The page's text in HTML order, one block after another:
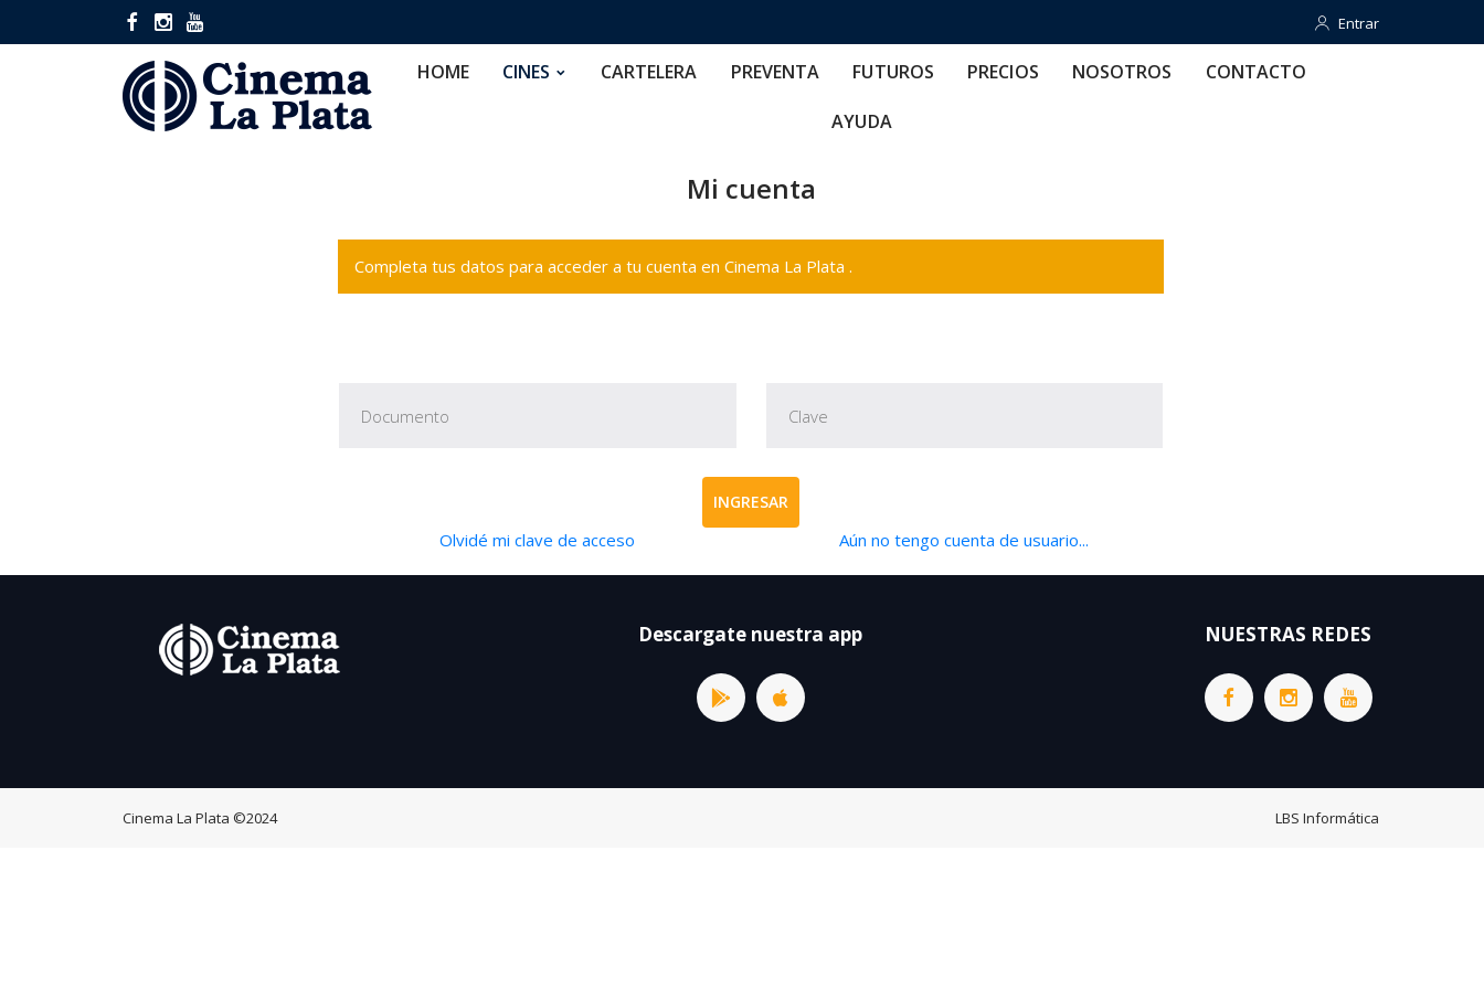
Entrar
Entrar
HOME CINES CARTELERA PREVENTA FUTUROS PRECIOS NOSOTROS CONTACTO
AYUDA
Mi cuenta
Completa tus datos para acceder a tu cuenta en Cinema La Plata .
INGRESAR
Olvidé mi clave de acceso Aún no tengo cuenta de usuario...
Descargate nuestra app NUESTRAS REDES
Cinema La Plata ©2024 LBS Informática